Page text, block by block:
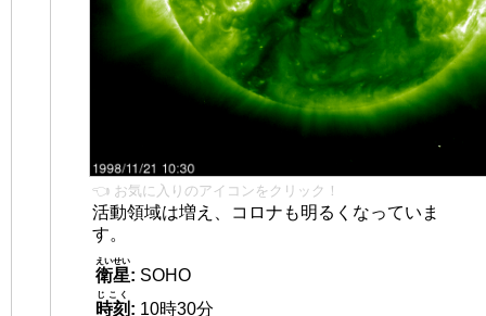
👈 お気に入りのアイコンをクリック！
活動領域は増え、コロナも明るくなっていま
す。
衛星
えいせい
: SOHO
時刻
じこく
: 10時30分